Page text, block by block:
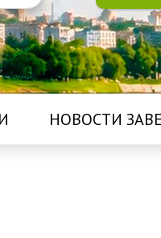
НОВОСТИ